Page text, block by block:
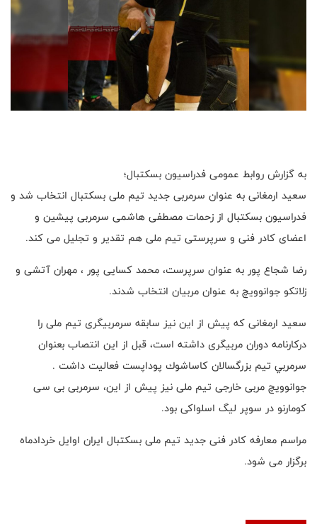
به گزارش روابط عمومی فدراسیون بسکتبال؛
سعید ارمغانی به عنوان سرمربی جدید تیم ملی بسکتبال انتخاب شد و
فدراسیون بسکتبال از زحمات مصطفی هاشمی سرمربی پیشین و
اعضای کادر فنی و سرپرستی تیم ملی هم تقدیر و تجلیل می کند.
رضا شجاع پور به عنوان سرپرست، محمد کسایی پور ، مهران آتشی و
زلاتکو جوانوویچ به عنوان مربیان انتخاب شدند.
سعید ارمغانی که پیش از این نیز سابقه سرمربیگری تیم ملی را
درکارنامه دوران مربیگری داشته است، قبل از این انتصاب بعنوان
سرمربي تيم بزرگسالان كاساشوك پوداپست فعالیت داشت .
جوانوویچ مربی خارجی تیم ملی نیز پیش از این، سرمربی بی سی
کومارنو در سوپر لیگ اسلواکی بود.
مراسم معارفه کادر فنی جدید تیم ملی بسکتبال ایران اوایل خردادماه
برگزار می شود.